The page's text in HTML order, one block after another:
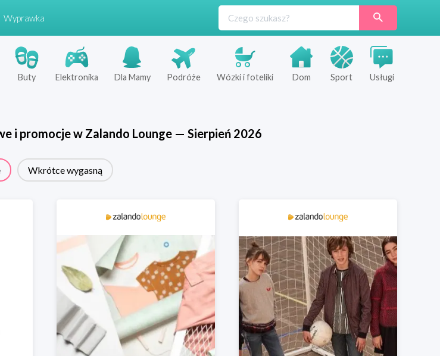
Wyprawka
Buty Elektronika Dla Mamy Podróże Wózki i foteliki Dom Sport Usługi
i promocje w Zalando Lounge— Sierpień 2026
Wkrótce wygasną